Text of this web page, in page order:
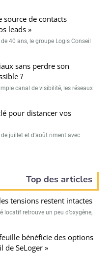
source de contacts
leads »
40 ans, le groupe Logis Conseil
sans perdre son
?
canal de visibilité, les réseaux
pour distancer vos
juillet et d’août riment avec
Top des articles
tensions restent intactes
locatif retrouve un peu d’oxygène,
bénéficie des options
de SeLoger »